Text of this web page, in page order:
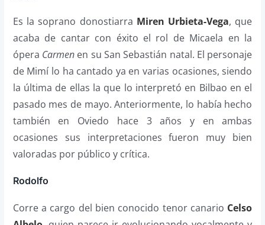
Es la soprano donostiarra Miren Urbieta-Vega, que
acaba de cantar con éxito el rol de Micaela en la
ópera Carmenen su San Sebastián natal. El personaje
de Mimí lo ha cantado ya en varias ocasiones, siendo
la última de ellas la que lo interpretó en Bilbao en el
pasado mes de mayo. Anteriormente, lo había hecho
también en Oviedo hace 3 años y en ambas
ocasiones sus interpretaciones fueron muy bien
valoradas por público y crítica.
Rodolfo
Corre a cargo del bien conocido tenor canario Celso